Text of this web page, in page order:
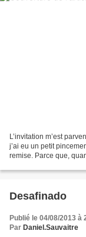
L’invitation m’est
j’ai eu un petit
remise. Parce que,
Desafinado
Publié le 04/08/2013 à
Par Daniel.Sauvaitre